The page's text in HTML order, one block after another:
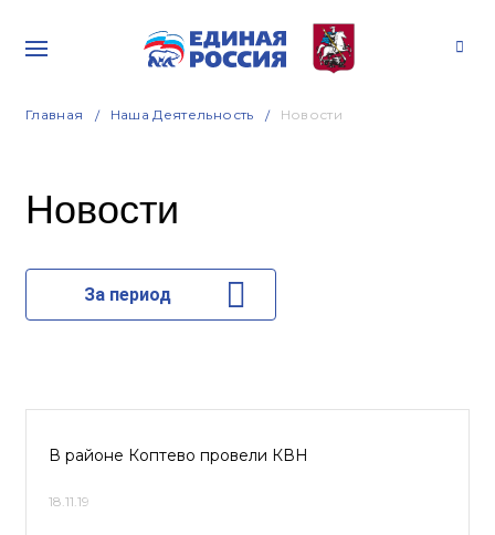
Главная Наша Деятельность Новости
Новости
За период
В районе Коптево провели КВН
18.11.19